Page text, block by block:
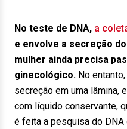
No teste de DNA, a
e envolve a secreção
mulher ainda precisa
ginecológico. No
secreção em uma lâmina,
com líquido conservante,
é feita a pesquisa do DNA